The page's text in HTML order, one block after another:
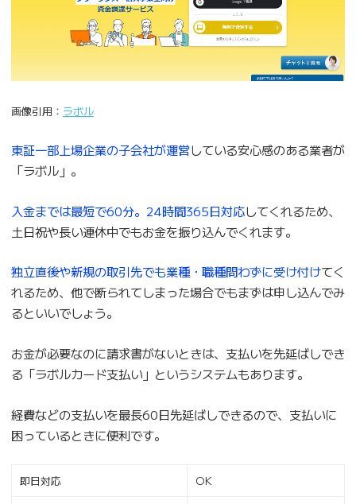
画像引用： ラボル
東証一部上場企業の子会社が運営している安心感のある業者が
「ラボル」。
入金までは最短で60分。24時間365日対応してくれるため、
土日祝や長い連休中でもお金を振り込んでくれます。
独立直後や新規の取引先でも業種・職種問わずに受け付けてく
れるため、他で断られてしまった場合でもまずは申し込んでみ
るといいでしょう。
お金が必要なのに請求書がないときは、支払いを先延ばしでき
る「ラボルカード支払い」というシステムもあります。
経費などの支払いを最長60日先延ばしできるので、支払いに
困っているときに便利です。
即日対応 OK